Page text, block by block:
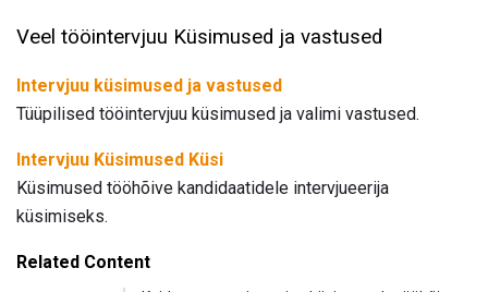
Veel tööintervjuu Küsimused ja vastused
Intervjuu küsimused ja vastused
Tüüpilised tööintervjuu küsimused ja valimi vastused.
Intervjuu Küsimused Küsi
Küsimused tööhõive kandidaatidele intervjueerija
küsimiseks.
Related Content